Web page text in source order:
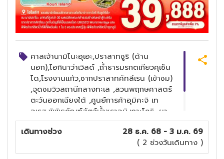
ศาลเจ้านามิโนะอุเอะ,ปราสาทชูริ (ด้าน
นอก),โอกินาว่าเวิลด์ ,ถ้ำธารมรกตเกียวคุเซ็น
โด,โรงงานแก้ว,ซากปราสาทคัทสึเรน (เข้าชม)
,จุดชมวิวสถานีกลางทะเล ,สวนพฤกษศาสตร์
ตะวันออกเฉียงใต้ ,ศูนย์การค้าอุมิคะจิ เท
อเรส,พิพิธภัณฑ์สัตว์น้ำชุราอูมิ,เกาะโคริ ,ผา
มันซาโมะ ,ห้างสรรพสินค้า พาร์โค ซิตี้,หินรูป
หัวใจ ,หมู่บ้านอเมริกัน วิลเลจ
เดินทางช่วง
28 ธ.ค. 68 - 3 ม.ค. 69
( 2 ช่วงวันเดินทาง )